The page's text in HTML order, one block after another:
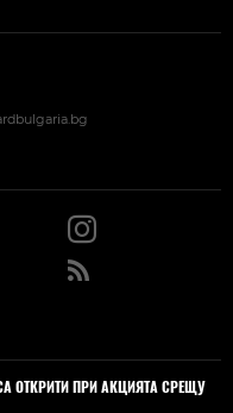
ОТКРИТИ ПРИ АКЦИЯТА СРЕЩУ